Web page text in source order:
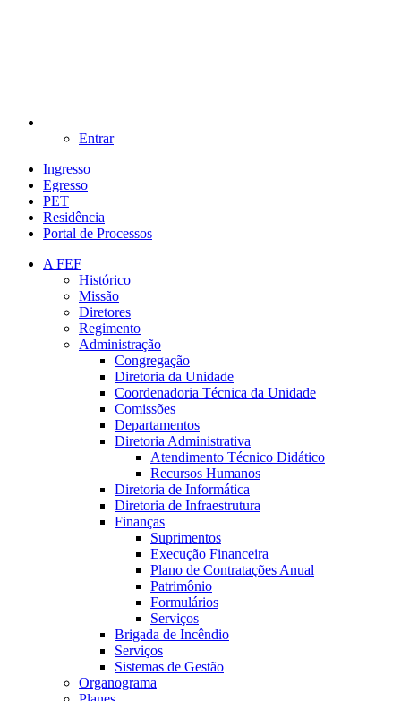
Entrar
Ingresso
Egresso
PET
Residência
Portal de Processos
A FEF
Histórico
Missão
Diretores
Regimento
Administração
Congregação
Diretoria da Unidade
Coordenadoria Técnica da Unidade
Comissões
Departamentos
Diretoria Administrativa
Atendimento Técnico Didático
Recursos Humanos
Diretoria de Informática
Diretoria de Infraestrutura
Finanças
Suprimentos
Execução Financeira
Plano de Contratações Anual
Patrimônio
Formulários
Serviços
Brigada de Incêndio
Serviços
Sistemas de Gestão
Organograma